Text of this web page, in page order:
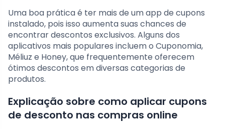
Uma boa prática é ter mais de um app de cupons
instalado, pois isso aumenta suas chances de
encontrar descontos exclusivos. Alguns dos
aplicativos mais populares incluem o Cuponomia,
Méliuz e Honey, que frequentemente oferecem
ótimos descontos em diversas categorias de
produtos.
Explicação sobre como aplicar cupons
de desconto nas compras online